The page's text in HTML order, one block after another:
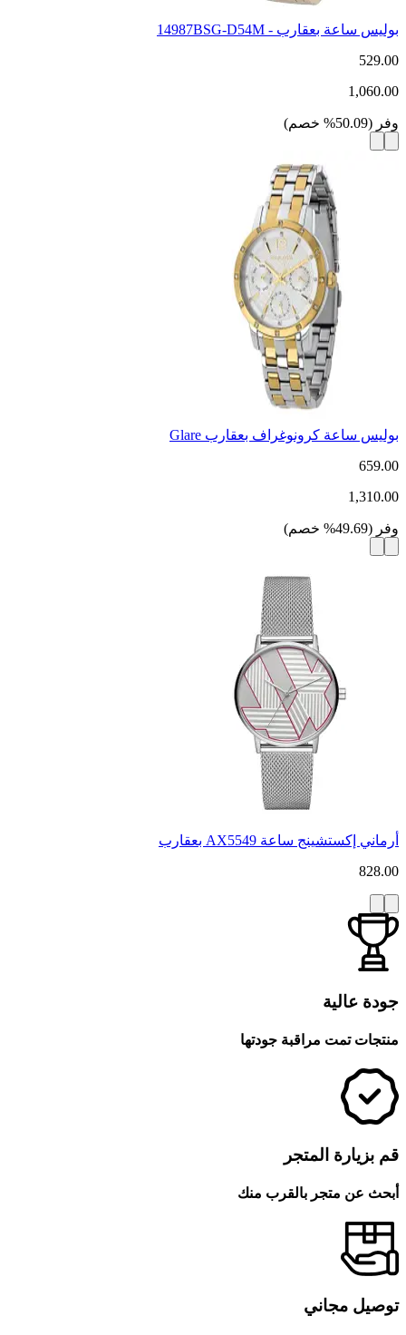
بوليس ساعة بعقارب - 14987BSG-D54M
529.00
1,060.00
وفر (
50.09
% خصم)
بوليس ساعة كرونوغراف بعقارب Glare
659.00
1,310.00
وفر (
49.69
% خصم)
أرماني إكستشينج ساعة AX5549 بعقارب
828.00
جودة عالية
منتجات تمت مراقبة جودتها
قم بزيارة المتجر
أبحث عن متجر بالقرب منك
توصيل مجاني